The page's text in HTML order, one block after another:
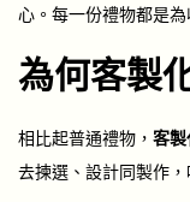
心。每一份禮物都是
為何客製
相比起普通禮物， 客
去揀選、設計同製作